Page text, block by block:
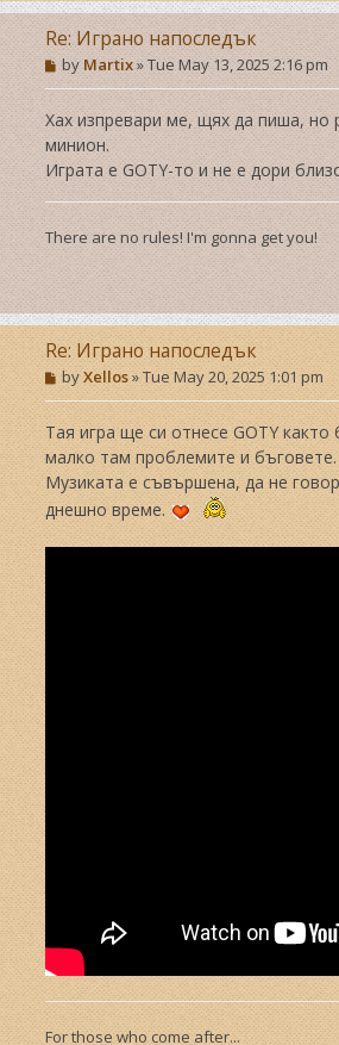
Re: Играно напоследък
P
o
s
t
byMartix»Tue May 13, 2025 2:16 pm
Хах изпревари ме, щях да пиша, но
минион.
Играта е GOTY-то и не е дори
There are no rules! I'm gonna get you!
Re: Играно напоследък
P
o
s
t
byXellos»Tue May 20, 2025 1:01 pm
Тая игра ще си отнесе GOTY
малко там проблемите и бъговете.
Музиката е съвършена, да не
днешно време.
For those who come after...